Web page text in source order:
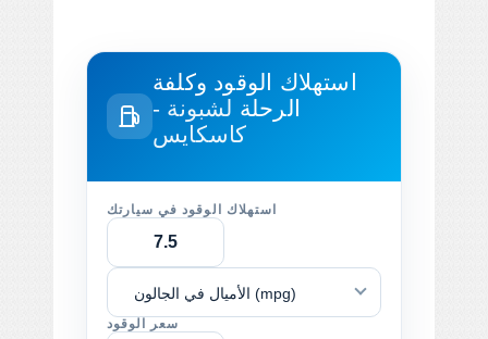
استهلاك الوقود وكلفة
الرحلة لشبونة -
كاسكايس
استهلاك الوقود في سيارتك
الأميال في الجالون (mpg)
سعر الوقود